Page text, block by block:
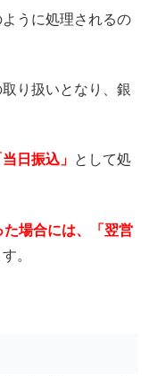
うに処理されるの
り扱いとなり、銀
日振込」 として処
場合には、「翌営
。